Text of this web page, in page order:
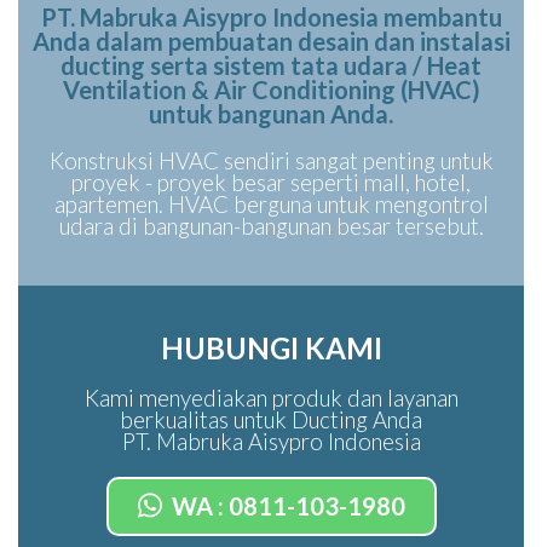
PT. Mabruka Aisypro Indonesia membantu
Anda dalam pembuatan desain dan instalasi
ducting serta sistem tata udara / Heat
Ventilation & Air Conditioning (HVAC)
untuk bangunan Anda.
Konstruksi HVAC sendiri sangat penting untuk
proyek - proyek besar seperti mall, hotel,
apartemen. HVAC berguna untuk mengontrol
udara di bangunan-bangunan besar tersebut.
HUBUNGI KAMI
Kami menyediakan produk dan layanan
berkualitas untuk Ducting Anda
PT. Mabruka Aisypro Indonesia
WA : 0811-103-1980